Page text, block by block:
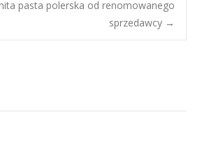
pasta polerska od renomowanego
sprzedawcy →